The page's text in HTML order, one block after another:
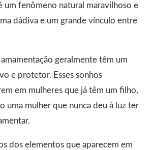
um fenômeno natural maravilhoso e
dádiva e um grande vínculo entre
geralmente têm um
e protetor. Esses sonhos
em mulheres que já têm um filho,
uma mulher que nunca deu à luz ter
dos elementos que aparecem em